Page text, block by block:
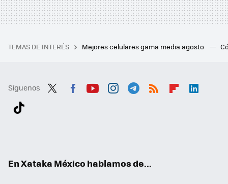
TEMAS DE INTERÉS Mejores celulares gama media agosto
Síguenos
En Xataka México hablamos de...